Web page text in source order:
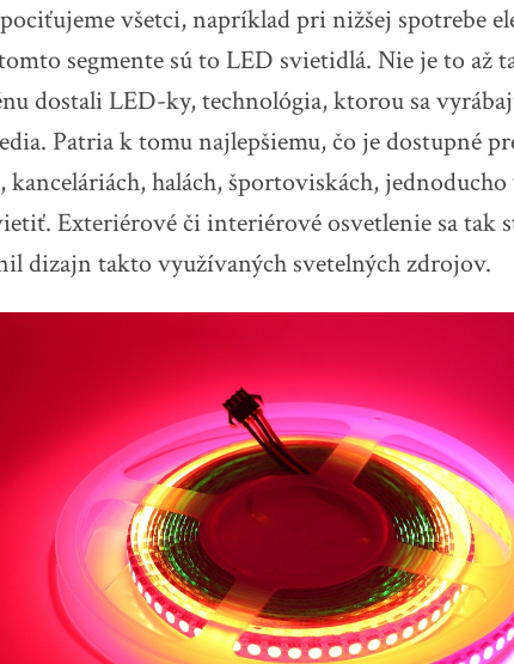
všetci, napríklad pri nižšej spotrebe
segmente sú to LED svietidlá. Nie je to až
dostali LED-ky, technológia, ktorou sa
Patria k tomu najlepšiemu, čo je dostupné
kanceláriách, halách, športoviskách, jednoducho
Exteriérové či interiérové osvetlenie sa tak
dizajn takto využívaných svetelných zdrojov.